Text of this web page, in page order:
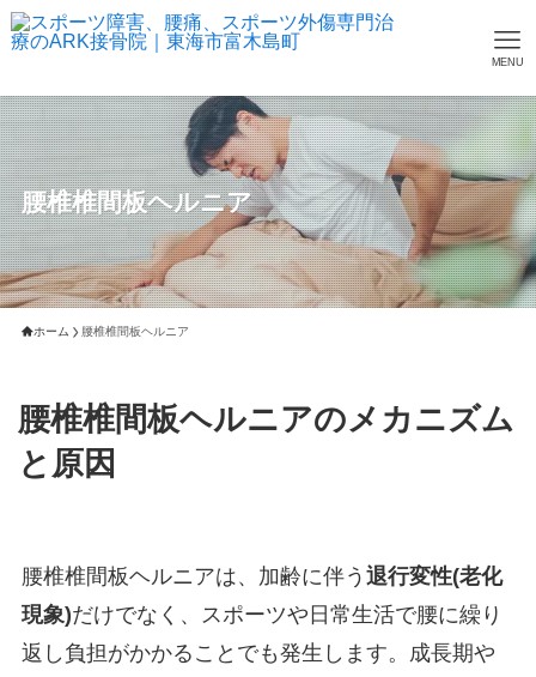
MENU
腰椎椎間板ヘルニア
ホーム 腰椎椎間板ヘルニア
腰椎椎間板ヘルニアのメカニズム
と原因
腰椎椎間板ヘルニアは、加齢に伴う 退行変性(老化
現象)だけでなく、スポーツや日常生活で腰に繰り
返し負担がかかることでも発生します。成長期や